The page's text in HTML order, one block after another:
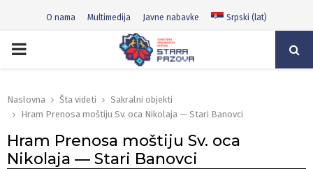
O nama Multimedija Javne nabavke Srpski (lat)
PRIMARY
Naslovna Šta videti
Sakralni objekti
Hram Prenosa moštiju Sv. oca Nikolaja — Stari Banovci
Hram Prenosa moštiju Sv. oca
Nikolaja — Stari Banovci